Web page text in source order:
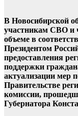
В Новосибирской
участникам СВО и
объеме в
Президентом
предоставления
поддержки
актуализации мер
Правительстве
комиссии,
Губернатора